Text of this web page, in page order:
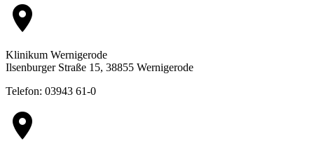
location_on
Klinikum Wernigerode
Ilsenburger Straße 15, 38855 Wernigerode
Telefon: 03943 61-0
location_on